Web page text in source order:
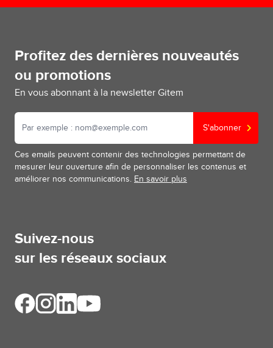
Profitez des dernières nouveautés
ou promotions
En vous abonnant à la newsletter Gitem
S'abonner
Ces emails peuvent contenir des technologies permettant de
mesurer leur ouverture afin de personnaliser les contenus et
améliorer nos communications. En savoir plus
Suivez-nous
sur les réseaux sociaux